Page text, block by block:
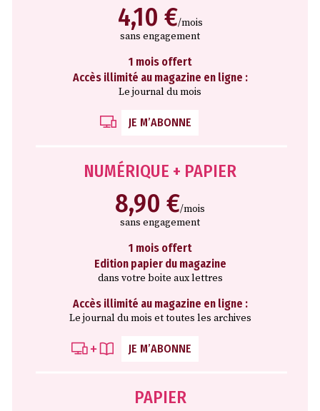
4,10 €/mois
sans engagement
1 mois offert
Accès illimité au magazine en ligne :
Le journal du mois
JE M’ABONNE
NUMÉRIQUE + PAPIER
8,90 €/mois
sans engagement
1 mois offert
Edition papier du magazine
dans votre boite aux lettres
Accès illimité au magazine en ligne :
Le journal du mois et toutes les archives
JE M’ABONNE
PAPIER